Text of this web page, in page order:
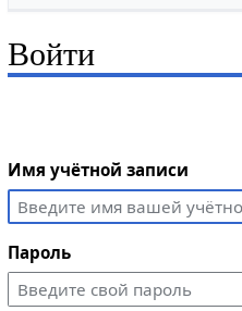
Войти
Имя учётной записи
Пароль